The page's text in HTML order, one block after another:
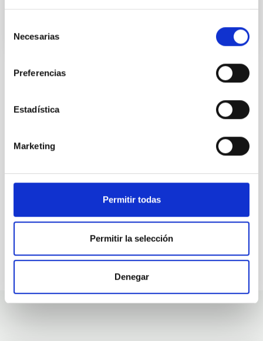
Necesarias
Preferencias
Estadística
Marketing
Permitir todas
Permitir la selección
Denegar
looking for people with
talent.